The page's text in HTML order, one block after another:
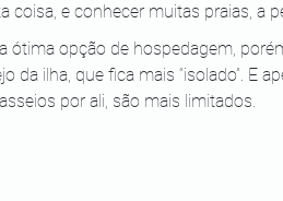
coisa, e conhecer muitas praias, a
ótima opção de hospedagem,
da ilha, que fica mais “isolado”. E
por ali, são mais limitados.